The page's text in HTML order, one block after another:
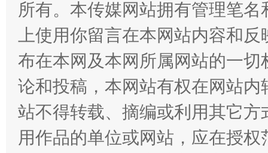
漫山遍野的桃花与雪山、麦地、白藏房 除
所有。本传媒网站拥有管理笔
上使用你留言在本网站内容和
布在本网及本网所属网站的一
论和投稿，本网站有权在网站
站不得转载、摘编或利用其它
用作品的单位或网站，应在授